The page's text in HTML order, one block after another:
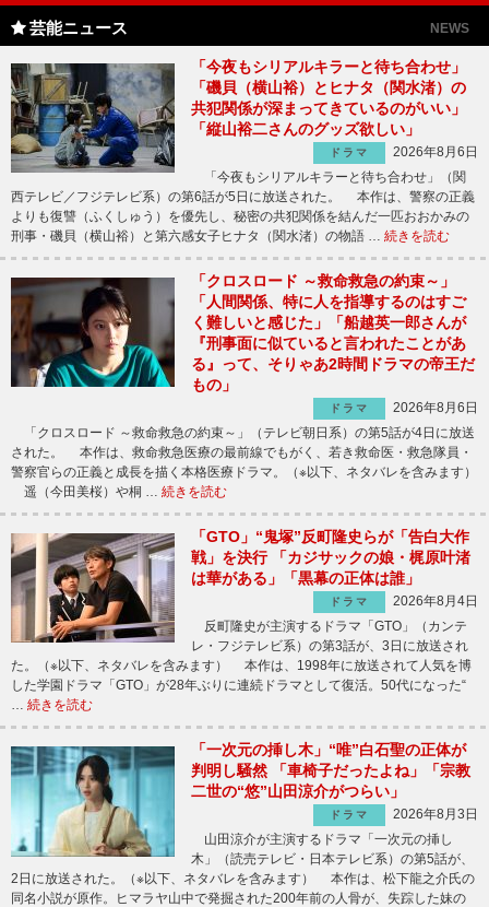
芸能ニュース NEWS
「今夜もシリアルキラーと待ち合わせ」
「磯貝（横山裕）とヒナタ（関水渚）の
共犯関係が深まってきているのがいい」
「縦山裕二さんのグッズ欲しい」
ドラマ
2026年8月6日
「今夜もシリアルキラーと待ち合わせ」（関
西テレビ／フジテレビ系）の第6話が5日に放送された。 本作は、警察の正義
よりも復讐（ふくしゅう）を優先し、秘密の共犯関係を結んだ一匹おおかみの
刑事・磯貝（横山裕）と第六感女子ヒナタ（関水渚）の物語 … 続きを読む
「クロスロード ～救命救急の約束～」
「人間関係、特に人を指導するのはすご
く難しいと感じた」「船越英一郎さんが
『刑事面に似ていると言われたことがあ
る』って、そりゃあ2時間ドラマの帝王だ
もの」
ドラマ
2026年8月6日
「クロスロード ～救命救急の約束～」（テレビ朝日系）の第5話が4日に放送
された。 本作は、救命救急医療の最前線でもがく、若き救命医・救急隊員・
警察官らの正義と成長を描く本格医療ドラマ。（※以下、ネタバレを含みます）
遥（今田美桜）や桐 … 続きを読む
「GTO」“鬼塚”反町隆史らが「告白大作
戦」を決行 「カジサックの娘・梶原叶渚
は華がある」「黒幕の正体は誰」
ドラマ
2026年8月4日
反町隆史が主演するドラマ「GTO」（カンテ
レ・フジテレビ系）の第3話が、3日に放送され
た。（※以下、ネタバレを含みます） 本作は、1998年に放送されて人気を博
した学園ドラマ「GTO」が28年ぶりに連続ドラマとして復活。50代になった“
… 続きを読む
「一次元の挿し木」“唯”白石聖の正体が
判明し騒然 「車椅子だったよね」「宗教
二世の“悠”山田涼介がつらい」
ドラマ
2026年8月3日
山田涼介が主演するドラマ「一次元の挿し
木」（読売テレビ・日本テレビ系）の第5話が、
2日に放送された。（※以下、ネタバレを含みます） 本作は、松下龍之介氏の
同名小説が原作。ヒマラヤ山中で発掘された200年前の人骨が、失踪した妹の